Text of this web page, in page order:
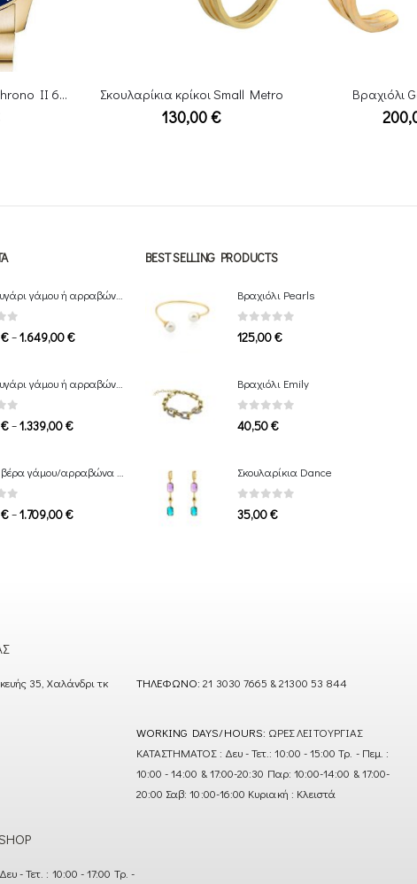
Ρολόι Swiss Flagship Chrono II 6-5331.02.003 Gold bracelet Σκουλαρίκια κρίκοι Small Metro
130,00€
Βραχιόλι
5
€ – 1.649,00€Price
through
5
€ – 1.339,00€Price
through
of 5
€ – 1.709,00€Price
BEST SELLING PRODUCTS
Βραχιόλι Pearls
0out of 5
125,00€
Bραχιόλι Emily
0 out of 5
40,50€
Σκουλαρίκια Dance
0out of 5
35,00€
35, Χαλάνδρι τκ
ΤΗΛΈΦΩΝΟ: 21 3030 7665 & 21300 53 844
WORKING DAYS/HOURS: ΩΡΕΣ ΛΕΙΤΟΥΡΓΙΑΣ
ΚΑΤΑΣΤΗΜΑΤΟΣ : Δευ - Τετ.: 10:00 - 15:00 Τρ. - Πεμ. :
10:00 - 14:00 & 17:00-20:30 Παρ: 10:00-14:00 & 17:00-
20:00 Σαβ: 10:00-16:00 Κυριακή : Κλειστά
Δευ - Τετ. : 10:00 - 17:00 Τρ. -